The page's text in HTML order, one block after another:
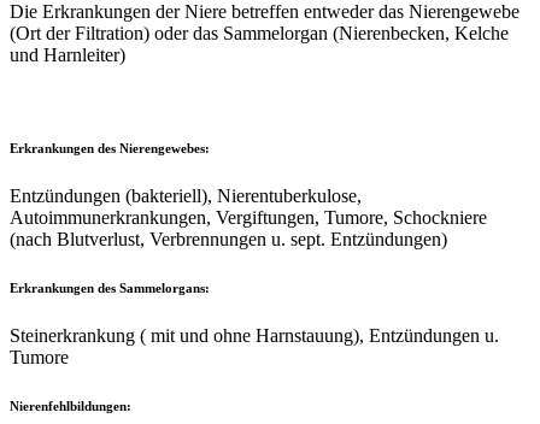
Die Erkrankungen der Niere betreffen entweder das Nierengewebe
(Ort der Filtration) oder das Sammelorgan (Nierenbecken, Kelche
und Harnleiter)
Erkrankungen des Nierengewebes:
Entzündungen (bakteriell), Nierentuberkulose,
Autoimmunerkrankungen, Vergiftungen, Tumore, Schockniere
(nach Blutverlust, Verbrennungen u. sept. Entzündungen)
Erkrankungen des Sammelorgans:
Steinerkrankung ( mit und ohne Harnstauung), Entzündungen u.
Tumore
Nierenfehlbildungen: